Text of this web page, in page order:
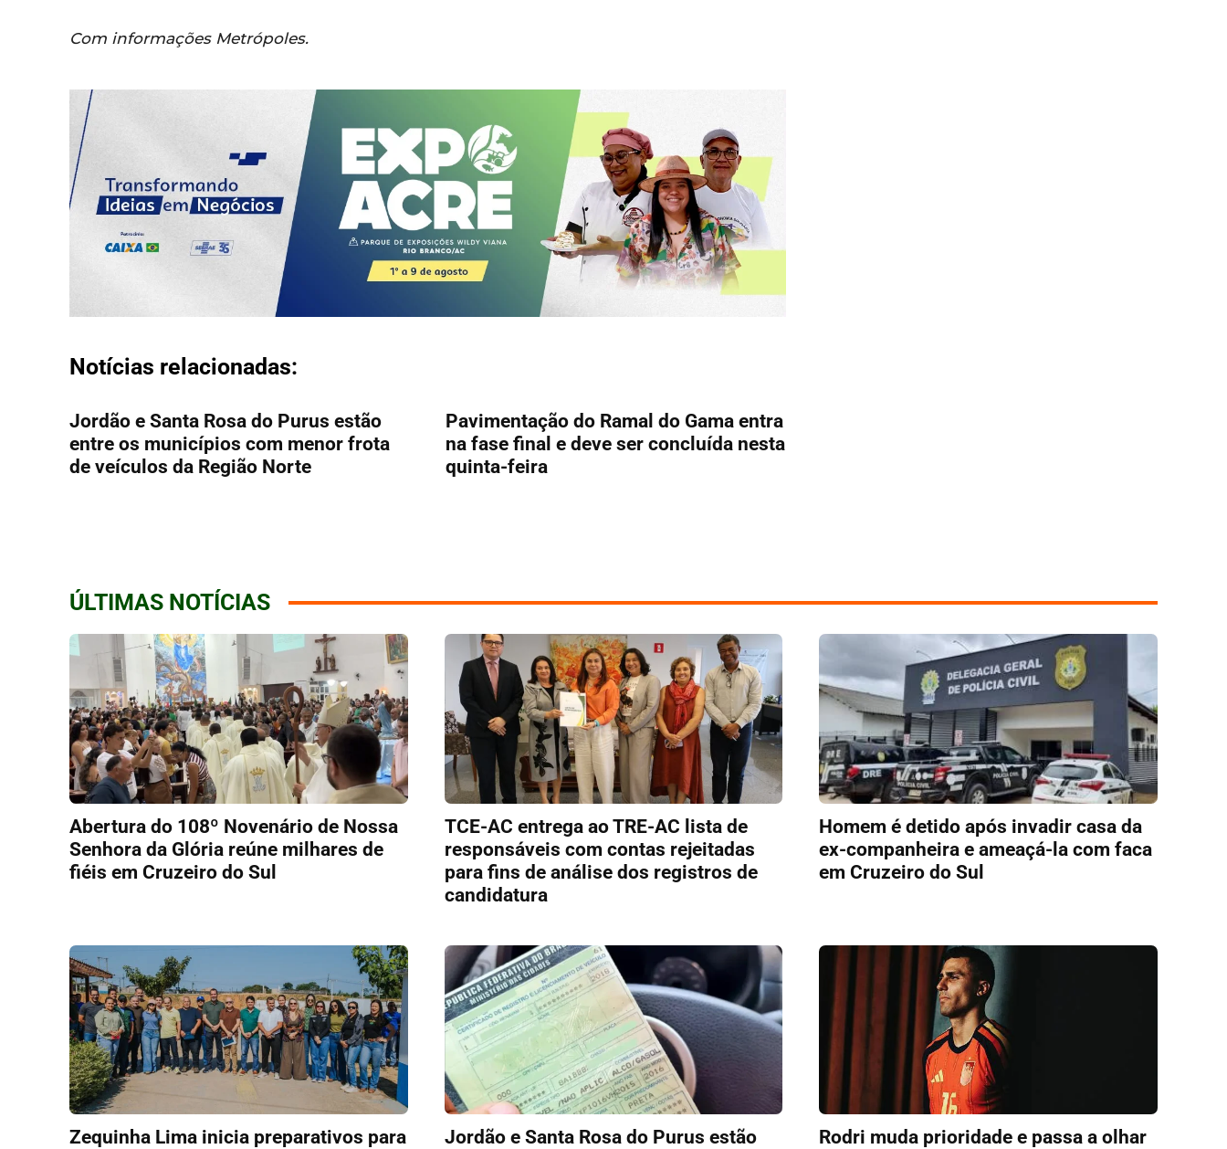
Com informações Metrópoles.
Notícias relacionadas:
Jordão e Santa Rosa do Purus estão
entre os municípios com menor frota
de veículos da Região Norte
Pavimentação do Ramal do Gama entra
na fase final e deve ser concluída nesta
quinta-feira
ÚLTIMAS NOTÍCIAS
Abertura do 108º Novenário de Nossa
Senhora da Glória reúne milhares de
fiéis em Cruzeiro do Sul
TCE-AC entrega ao TRE-AC lista de
responsáveis com contas rejeitadas
para fins de análise dos registros de
candidatura
Homem é detido após invadir casa da
ex-companheira e ameaçá-la com faca
em Cruzeiro do Sul
Zequinha Lima inicia preparativos para
Jordão e Santa Rosa do Purus estão
Rodri muda prioridade e passa a olhar